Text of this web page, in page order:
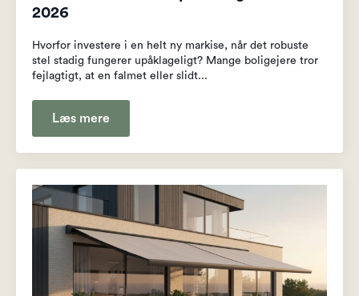
2026
Hvorfor investere i en helt ny markise, når det robuste
stel stadig fungerer upåklageligt? Mange boligejere tror
fejlagtigt, at en falmet eller slidt...
Læs mere